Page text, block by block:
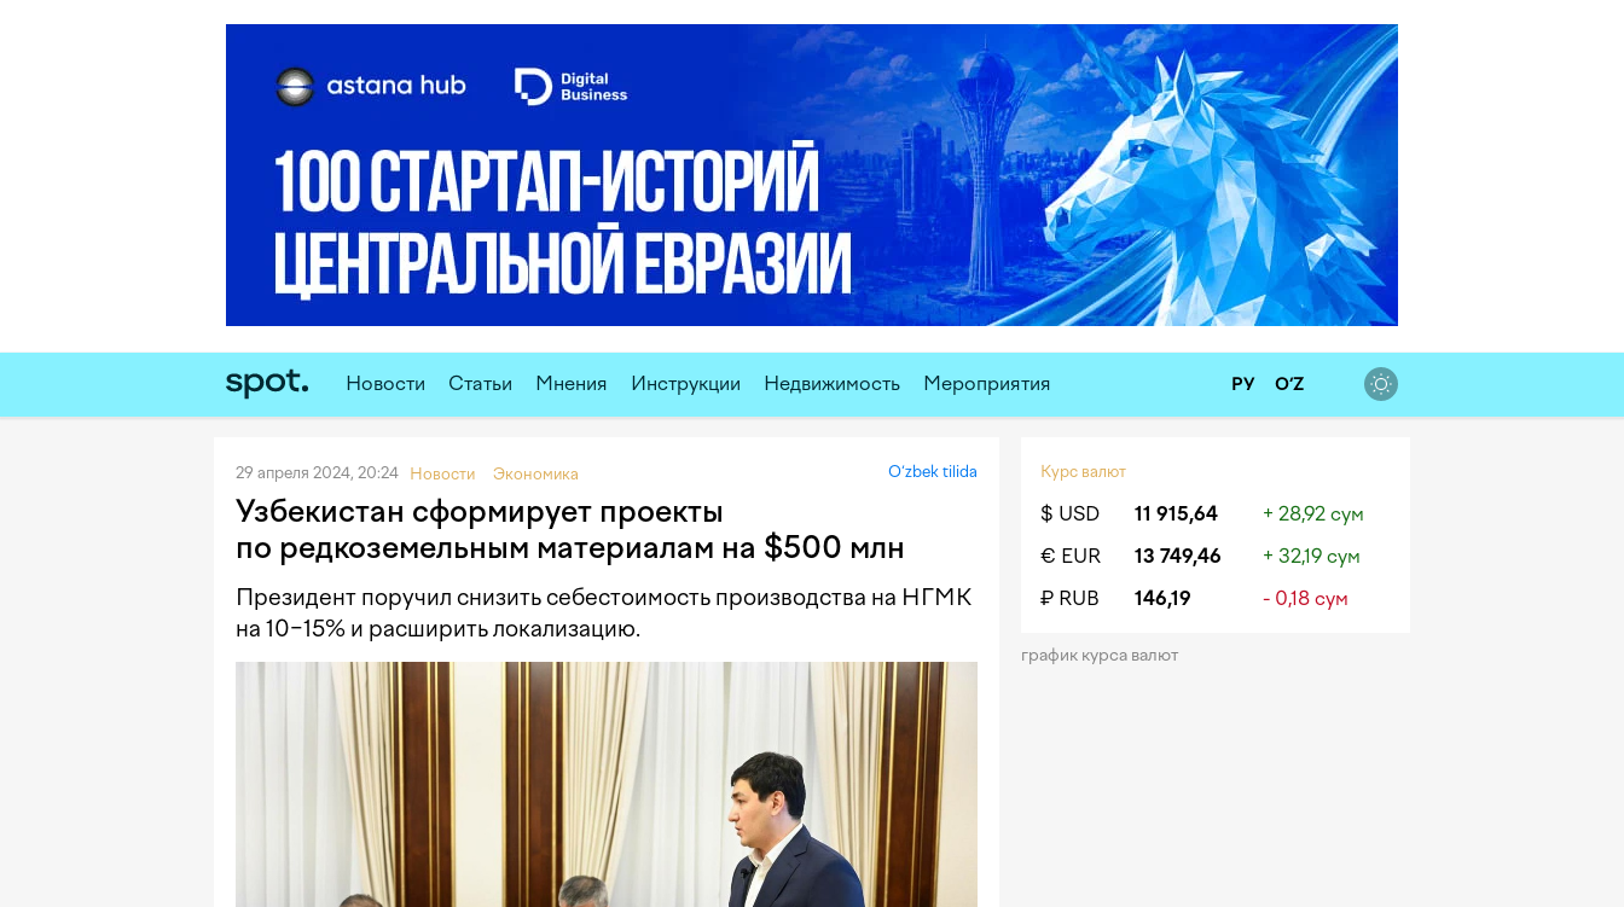
Новости Статьи Мнения Инструкции Недвижимость Мероприятия РУ O‘Z
29 апреля 2024, 20:24 Новости Экономика O‘zbek tilida
Узбекистан сформирует проекты
по редкоземельным материалам на $500 млн
Президент поручил снизить себестоимость производства на НГМК
на 10−15% и расширить локализацию.
Курс валют
$ USD 11 915,64
+ 28,92 сум
€ EUR
13 749,46
+ 32,19 сум
₽ RUB
146,19 - 0,18 сум
график курса валют